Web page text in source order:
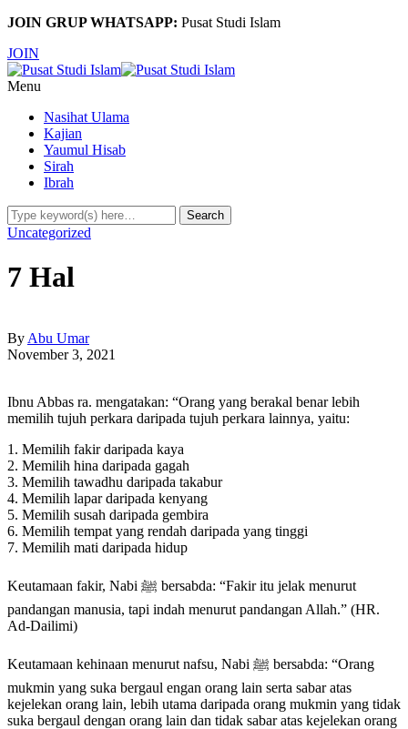
JOIN GRUP WHATSAPP: Pusat Studi Islam
JOIN
Menu
Nasihat Ulama
Kajian
Yaumul Hisab
Sirah
Ibrah
Uncategorized
7 Hal
By Abu Umar
November 3, 2021
Ibnu Abbas ra. mengatakan: “Orang yang berakal benar lebih
memilih tujuh perkara daripada tujuh perkara lainnya, yaitu:
1. Memilih fakir daripada kaya
2. Memilih hina daripada gagah
3. Memilih tawadhu daripada takabur
4. Memilih lapar daripada kenyang
5. Memilih susah daripada gembira
6. Memilih tempat yang rendah daripada yang tinggi
7. Memilih mati daripada hidup
Keutamaan fakir, Nabi ﷺ bersabda: “Fakir itu jelak menurut
pandangan manusia, tapi indah menurut pandangan Allah.” (HR.
Ad-Dailimi)
Keutamaan kehinaan menurut nafsu, Nabi ﷺ bersabda: “Orang
mukmin yang suka bergaul engan orang lain serta sabar atas
kejelekan orang lain, lebih utama daripada orang mukmin yang tidak
suka bergaul dengan orang lain dan tidak sabar atas kejelekan orang